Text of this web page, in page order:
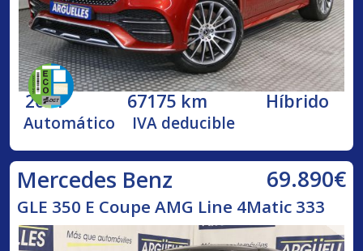
2021 67175 km Híbrido
Automático IVA deducible
Mercedes Benz 69.890€
GLE 350 E Coupe AMG Line 4Matic 333